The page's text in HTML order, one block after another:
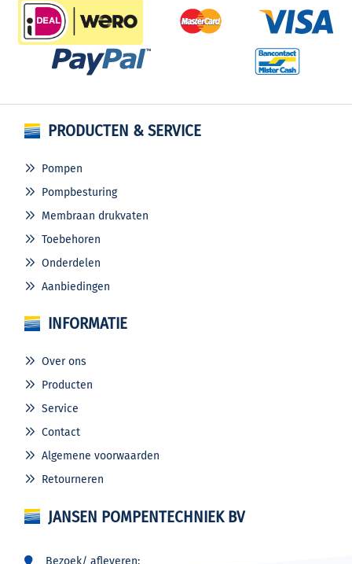
PRODUCTEN & SERVICE
Pompen
Pompbesturing
Membraan drukvaten
Toebehoren
Onderdelen
Aanbiedingen
INFORMATIE
Over ons
Producten
Service
Contact
Algemene voorwaarden
Retourneren
JANSEN POMPENTECHNIEK BV